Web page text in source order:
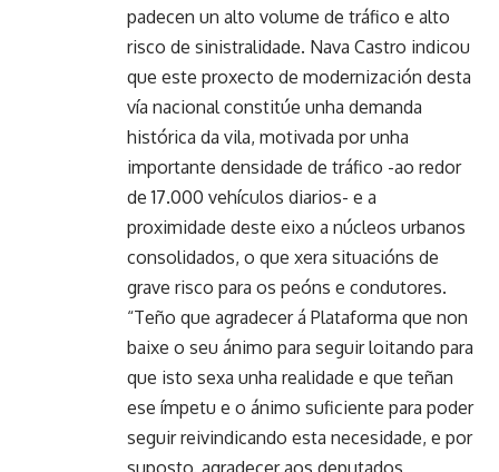
padecen un alto volume de tráfico e alto
risco de sinistralidade. Nava Castro indicou
que este proxecto de modernización desta
vía nacional constitúe unha demanda
histórica da vila, motivada por unha
importante densidade de tráfico -ao redor
de 17.000 vehículos diarios- e a
proximidade deste eixo a núcleos urbanos
consolidados, o que xera situacións de
grave risco para os peóns e condutores.
“Teño que agradecer á Plataforma que non
baixe o seu ánimo para seguir loitando para
que isto sexa unha realidade e que teñan
ese ímpetu e o ánimo suficiente para poder
seguir reivindicando esta necesidade, e por
suposto, agradecer aos deputados